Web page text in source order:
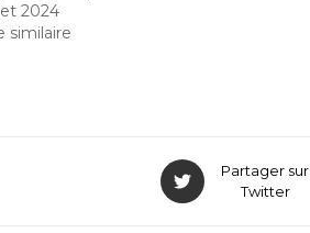
2024
similaire
Partager sur
Twitter